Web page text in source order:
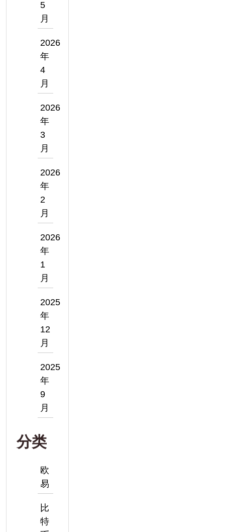
5
月
2026
年
4
月
2026
年
3
月
2026
年
2
月
2026
年
1
月
2025
年
12
月
2025
年
9
月
分类
欧
易
比
特